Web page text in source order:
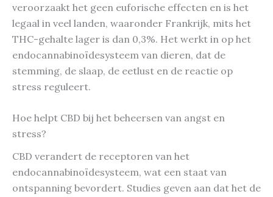
veroorzaakt het geen euforische effecten en is het
legaal in veel landen, waaronder Frankrijk, mits het
THC-gehalte lager is dan 0,3%. Het werkt in op het
endocannabinoïdesysteem van dieren, dat de
stemming, de slaap, de eetlust en de reactie op
stress reguleert.
Hoe helpt CBD bij het beheersen van angst en
stress?
CBD verandert de receptoren van het
endocannabinoïdesysteem, wat een staat van
ontspanning bevordert. Studies geven aan dat het de